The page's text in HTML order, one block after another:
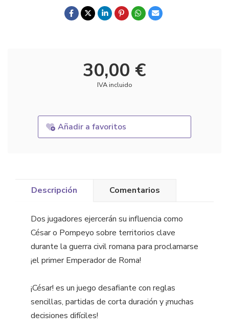
30,00 €
IVA incluido
Añadir a favoritos
Descripción Comentarios
Dos jugadores ejercerán su influencia como
César o Pompeyo sobre territorios clave
durante la guerra civil romana para proclamarse
¡el primer Emperador de Roma!
¡César! es un juego desafiante con reglas
sencillas, partidas de corta duración y ¡muchas
decisiones difíciles!